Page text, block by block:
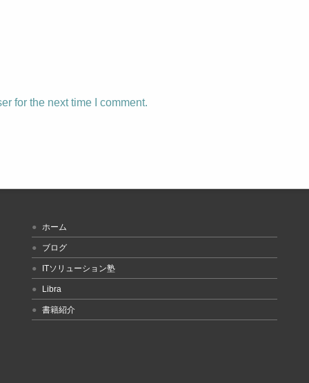
for the next time I comment.
ホーム
ブログ
ITソリューション塾
Libra
書籍紹介